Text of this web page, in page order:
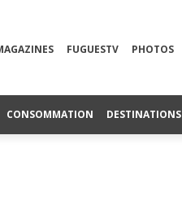
FUGUESTV PHOTOS
CONSOMMATION DESTINATIONS